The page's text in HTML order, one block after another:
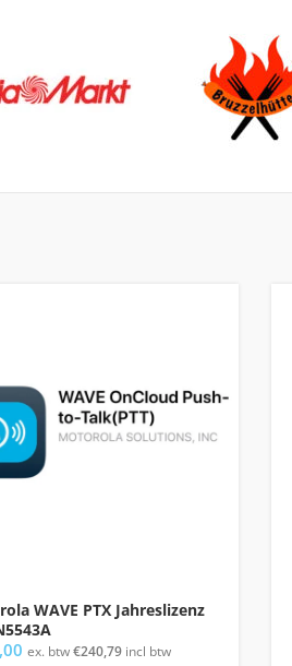
WAVE PTX Jahreslizenz
ex. btw€240,79 incl btw